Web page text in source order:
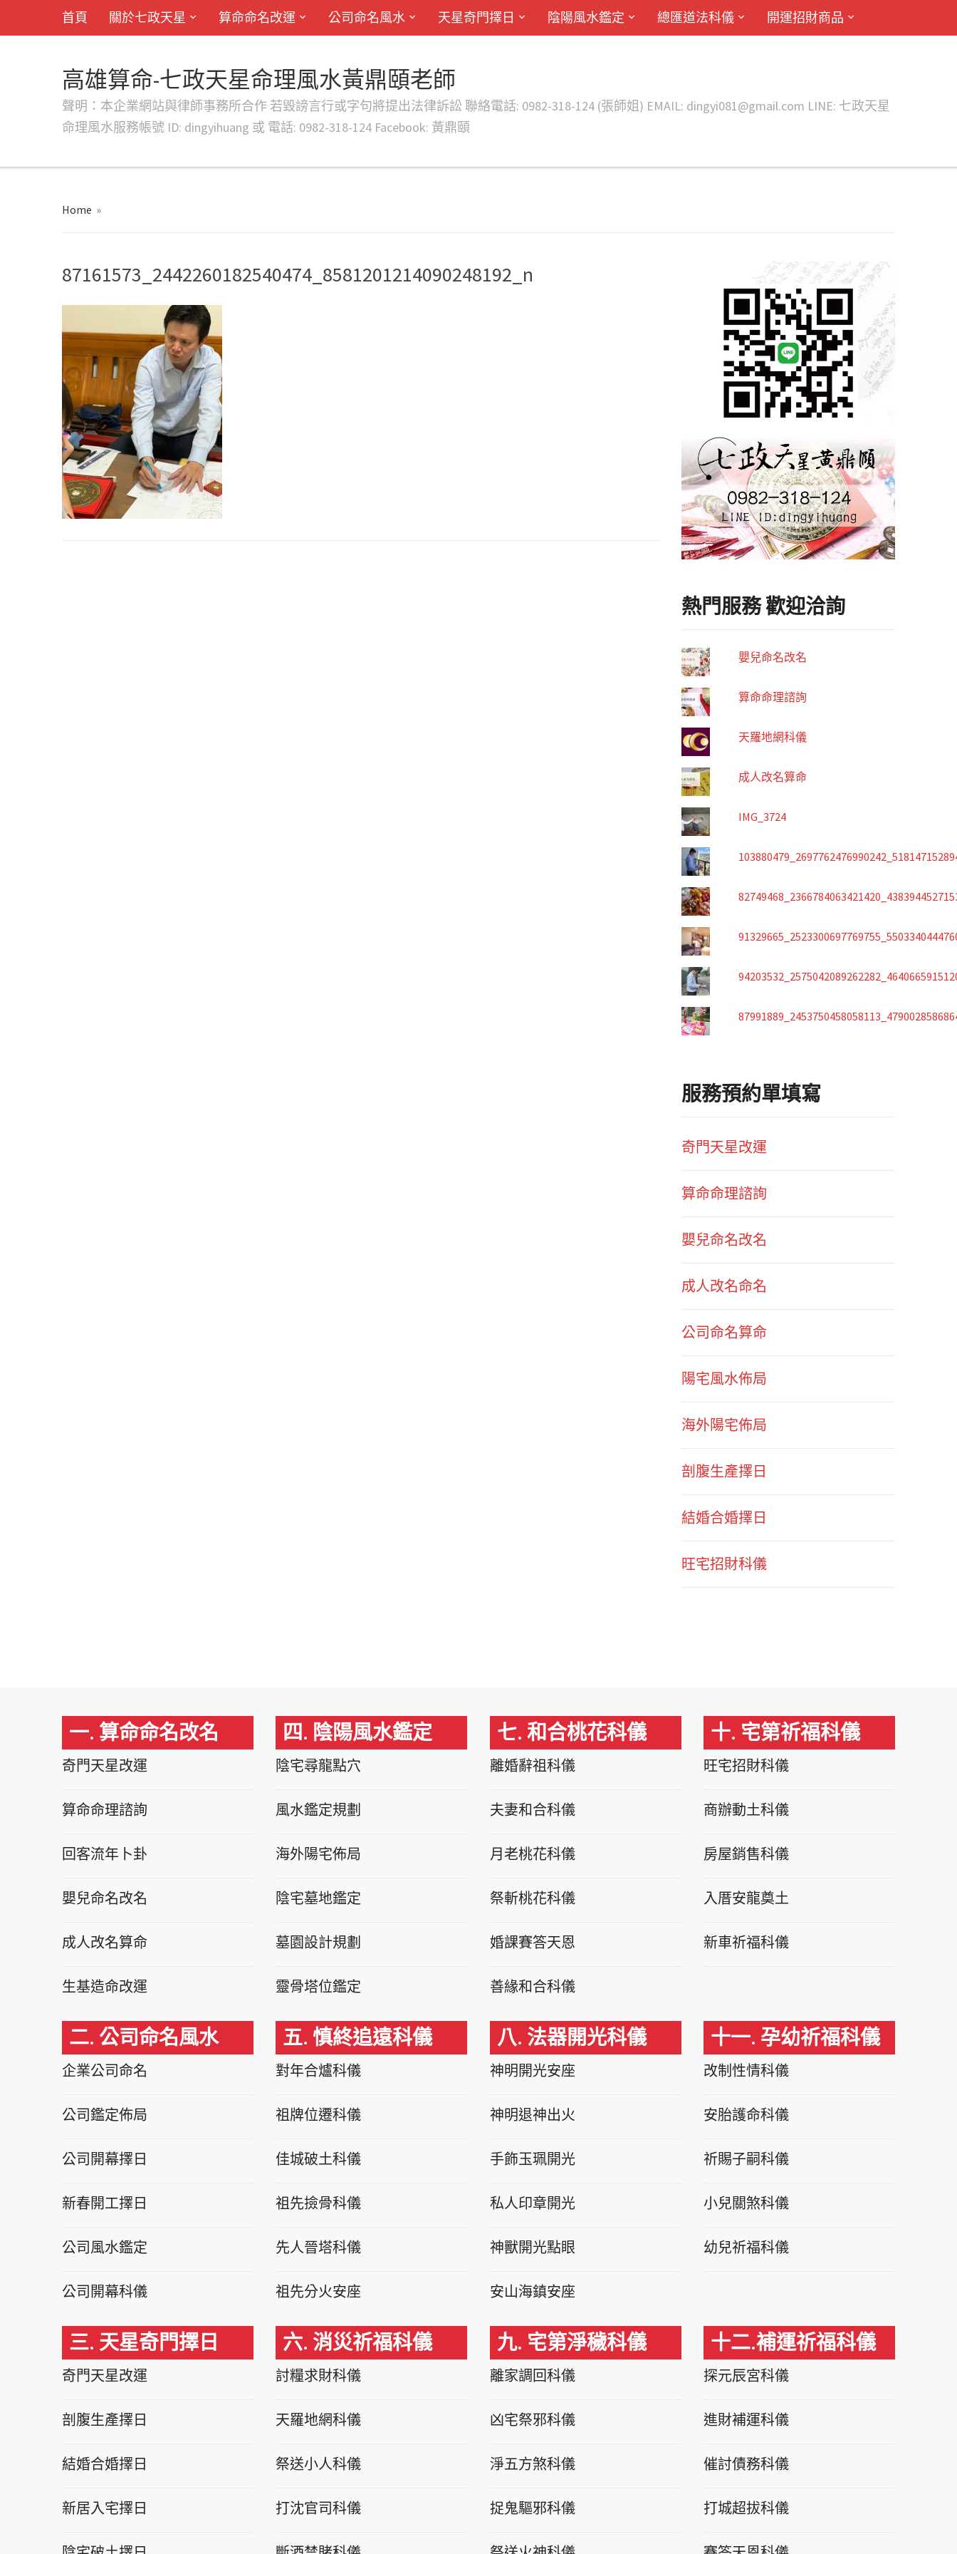
首頁 關於七政天星 算命命名改運 公司命名風水 天星奇門擇日 陰陽風水鑑定 總匯道法科儀 開運招財商品
高雄算命-七政天星命理風水黃鼎頤老師
聲明：本企業網站與律師事務所合作 若毀謗言行或字句將提出法律訴訟 聯絡電話: 0982-318-124 (張師姐) EMAIL: dingyi081@gmail.com LINE: 七政天星
命理風水服務帳號 ID: dingyihuang 或 電話: 0982-318-124 Facebook: 黃鼎頤
Home »
87161573_2442260182540474_8581201214090248192_n
熱門服務 歡迎洽詢
嬰兒命名改名
算命命理諮詢
天羅地網科儀
成人改名算命
IMG_3724
服務預約單填寫
奇門天星改運
算命命理諮詢
嬰兒命名改名
成人改名命名
公司命名算命
陽宅風水佈局
海外陽宅佈局
剖腹生產擇日
結婚合婚擇日
旺宅招財科儀
一. 算命命名改名
奇門天星改運
算命命理諮詢
回客流年卜卦
嬰兒命名改名
成人改名算命
生基造命改運
二. 公司命名風水
企業公司命名
公司鑑定佈局
公司開幕擇日
新春開工擇日
公司風水鑑定
公司開幕科儀
三. 天星奇門擇日
奇門天星改運
剖腹生產擇日
結婚合婚擇日
新居入宅擇日
四. 陰陽風水鑑定
陰宅尋龍點穴
風水鑑定規劃
海外陽宅佈局
陰宅墓地鑑定
墓園設計規劃
靈骨塔位鑑定
五. 慎終追遠科儀
對年合爐科儀
祖牌位遷科儀
佳城破土科儀
祖先撿骨科儀
先人晉塔科儀
祖先分火安座
六. 消災祈福科儀
討糧求財科儀
天羅地網科儀
祭送小人科儀
打沈官司科儀
七. 和合桃花科儀
離婚辭祖科儀
夫妻和合科儀
月老桃花科儀
祭斬桃花科儀
婚課賽答天恩
善緣和合科儀
八. 法器開光科儀
神明開光安座
神明退神出火
手飾玉珮開光
私人印章開光
神獸開光點眼
安山海鎮安座
九. 宅第淨穢科儀
離家調回科儀
凶宅祭邪科儀
淨五方煞科儀
捉鬼驅邪科儀
十. 宅第祈福科儀
旺宅招財科儀
商辦動土科儀
房屋銷售科儀
入厝安龍奠土
新車祈福科儀
十一. 孕幼祈福科儀
改制性情科儀
安胎護命科儀
祈賜子嗣科儀
小兒關煞科儀
幼兒祈福科儀
十二.補運祈福科儀
探元辰宮科儀
進財補運科儀
催討債務科儀
打城超拔科儀